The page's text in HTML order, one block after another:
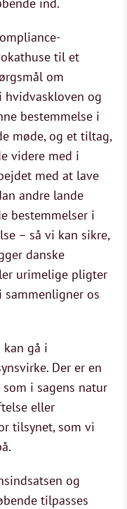
til et
om
og
bestemmelse i
møde, og et tiltag,
videre med i
med at lave
andre lande
bestemmelser i
– så vi kan sikre,
danske
urimelige pligter
os
gå i
Der er en
i sagens natur
eller
tilsynet, som vi
og
tilpasses